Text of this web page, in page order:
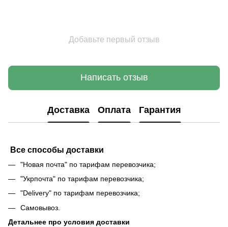
Добавьте первый отзыв
Написать отзыв
Доставка Оплата Гарантия
Все способы доставки
"Новая почта" по тарифам перевозчика;
"Укрпочта" по тарифам перевозчика;
"Delivery" по тарифам перевозчика;
Самовывоз.
Детальнее про условия доставки